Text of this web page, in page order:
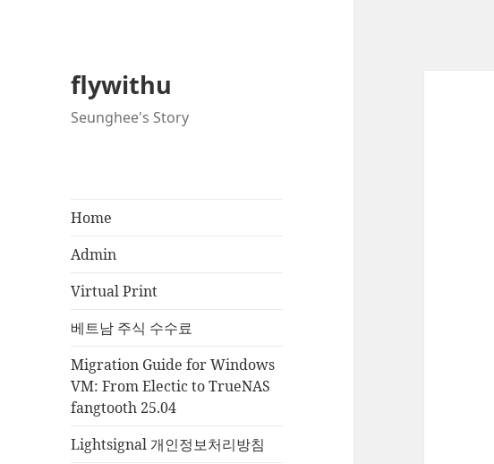
flywithu
Seunghee's Story
Home
Admin
Virtual Print
베트남 주식 수수료
Migration Guide for Windows
VM: From Electic to TrueNAS
fangtooth 25.04
Lightsignal 개인정보처리방침